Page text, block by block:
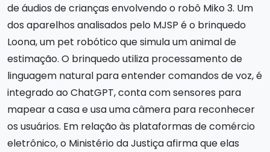
de áudios de crianças envolvendo o robô Miko 3. Um
dos aparelhos analisados pelo MJSP é o brinquedo
Loona, um pet robótico que simula um animal de
estimação. O brinquedo utiliza processamento de
linguagem natural para entender comandos de voz, é
integrado ao ChatGPT, conta com sensores para
mapear a casa e usa uma câmera para reconhecer
os usuários. Em relação às plataformas de comércio
eletrônico, o Ministério da Justiça afirma que elas